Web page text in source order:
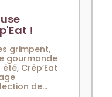
!
grimpent,
gourmande
Crêp’Eat
de...